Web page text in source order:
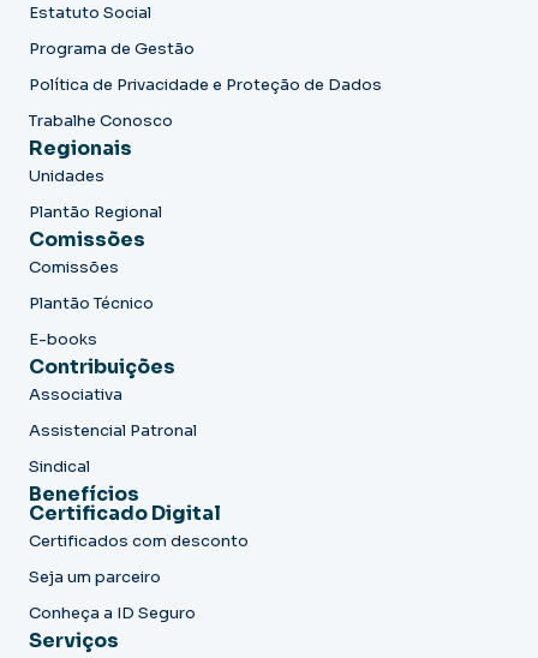
Estatuto Social
Programa de Gestão
Política de Privacidade e Proteção de Dados
Trabalhe Conosco
Regionais
Unidades
Plantão Regional
Comissões
Comissões
Plantão Técnico
E-books
Contribuições
Associativa
Assistencial Patronal
Sindical
Benefícios
Certificado Digital
Certificados com desconto
Seja um parceiro
Conheça a ID Seguro
Serviços